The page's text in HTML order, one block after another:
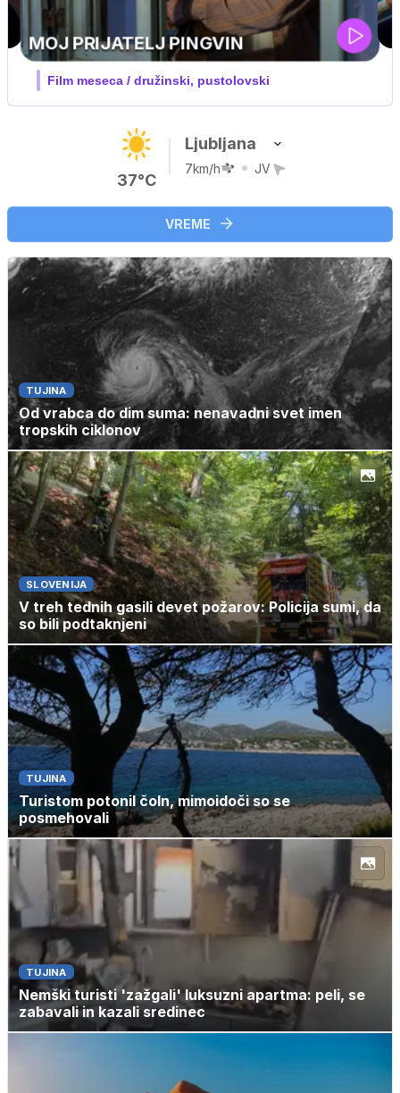
UEFA SUPERPOKAL
V živo na VOYO: sreda ob 20.30
37°C
Ljubljana
7km/h JV
VREME
TUJINA
Od vrabca do dim suma: nenavadni svet imen
tropskih ciklonov
SLOVENIJA
V treh tednih gasili devet požarov: Policija sumi, da
so bili podtaknjeni
TUJINA
Turistom potonil čoln, mimoidoči so se
posmehovali
TUJINA
Nemški turisti 'zažgali' luksuzni apartma: peli, se
zabavali in kazali sredinec